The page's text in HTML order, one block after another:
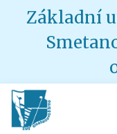
Základní